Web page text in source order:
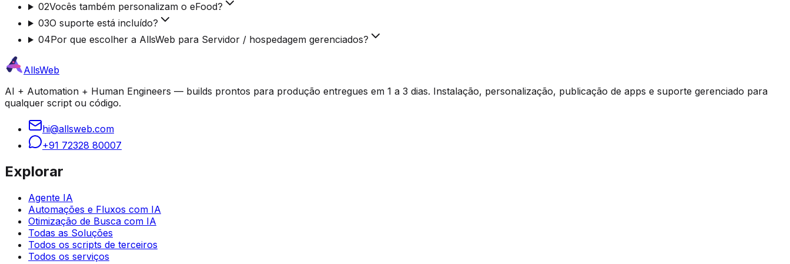
02Vocês também personalizam o eFood?
03O suporte está incluído?
04Por que escolher a AllsWeb para Servidor / hospedagem gerenciados?
AllsWeb
AI + Automation + Human Engineers — builds prontos para produção entregues em 1 a 3 dias. Instalação, personalização, publicação de apps e suporte gerenciado para
qualquer script ou código.
hi@allsweb.com
+91 72328 80007
Explorar
Agente IA
Automações e Fluxos com IA
Otimização de Busca com IA
Todas as Soluções
Todos os scripts de terceiros
Todos os serviços